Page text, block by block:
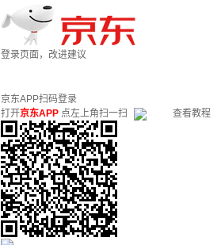
登录页面，改进建议
京东APP扫码登录
打开京东APP 点左上角扫一扫 查看教程